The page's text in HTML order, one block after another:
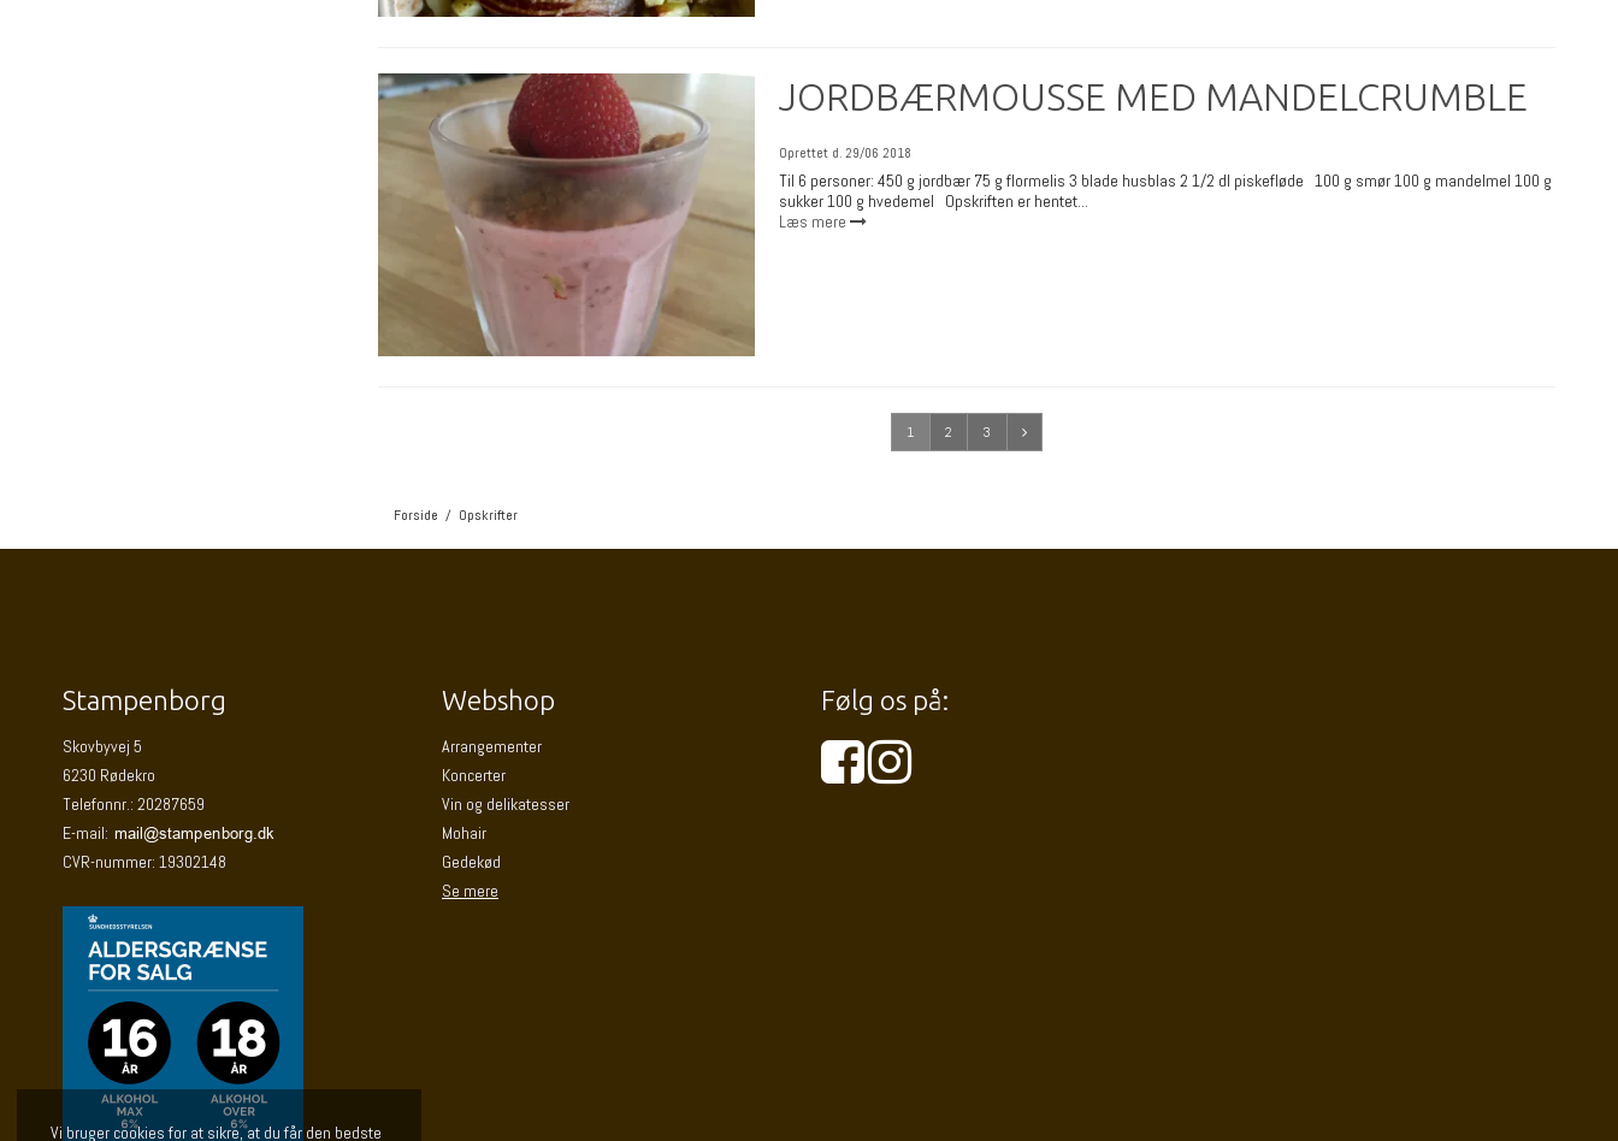
Vi bruger cookies for at sikre, at du får den bedste
JORDBÆRMOUSSE MED MANDELCRUMBLE
Oprettet d. 29/06 2018
Til 6 personer: 450 g jordbær 75 g flormelis 3 blade husblas 2 1/2 dl piskefløde 100 g smør 100 g mandelmel 100 g
sukker 100 g hvedemel Opskriften er hentet...
Læs mere
1 2 3
Forside / Opskrifter
Stampenborg
Skovbyvej 5
6230 Rødekro
Telefonnr.: 20287659
E-mail:
CVR-nummer: 19302148
Webshop
Arrangementer
Koncerter
Vin og delikatesser
Mohair
Gedekød
Se mere
Følg os på: